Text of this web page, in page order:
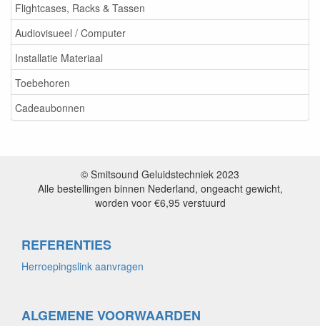
Flightcases, Racks & Tassen
Audiovisueel / Computer
Installatie Materiaal
Toebehoren
Cadeaubonnen
© Smitsound Geluidstechniek 2023
Alle bestellingen binnen Nederland, ongeacht gewicht,
worden voor €6,95 verstuurd
REFERENTIES
Herroepingslink aanvragen
ALGEMENE VOORWAARDEN